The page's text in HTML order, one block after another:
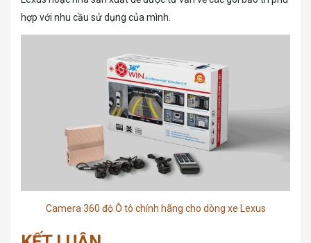
hợp với nhu cầu sử dụng của mình.
Camera 360 độ Ô tô chính hãng cho dòng xe Lexus